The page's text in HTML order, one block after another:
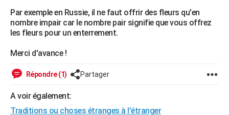
Alimentation
Guide de la santé
Maladies
Médicaments
Sommeil
VOYAGE
Destinations
City break
Voyage nature
Voyage de noces
Forum
Climat
+PHOTO
GUIDES D'ACHAT
BONS PLANS
CARTE DE VOEUX
Carte de Noël
Carte Bonne année
Carte Saint-Valentin
Carte Pâques
Carte d'anniversaire
Par exemple en Russie, il ne faut offrir des fleurs qu'en
nombre impair car le nombre pair signifie que vous offrez
les fleurs pour un enterrement.
Merci d'avance !
Répondre (1) Partager
A voir également:
Traditions ou choses étranges à l'étranger